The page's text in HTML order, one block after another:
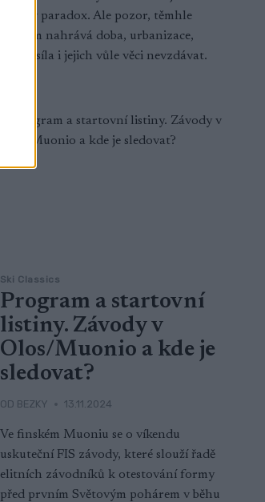
takový paradox. Ale pozor, těmhle
borcům nahrává doba, urbanizace,
kupní síla i jejich vůle věci nevzdávat.
Ski Classics
Program a startovní
listiny. Závody v
Olos/Muonio a kde je
sledovat?
OD BEZKY 13.11.2024
Ve finském Muoniu se o víkendu
uskuteční FIS závody, které slouží řadě
elitních závodníků k otestování formy
před prvním Světovým pohárem v běhu